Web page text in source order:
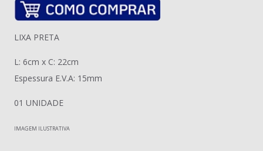
LIXA PRETA
L: 6cm x C: 22cm
Espessura E.V.A: 15mm
01 UNIDADE
IMAGEM ILUSTRATIVA